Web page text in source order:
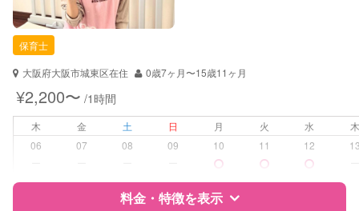
保育士
対応可能/特徴
早朝対応
病児対応 病児、病後児、ともに不可
対応可否は個別に相談
なし
保育士
大阪府大阪市城東区在住
0歳7ヶ月〜15歳11ヶ月
¥2,200〜 /1時間
木 金 土 日 月 火 水
06
07 08 09 10 11 12
料金・特徴を表示